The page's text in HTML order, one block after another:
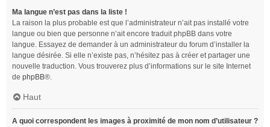
Ma langue n’est pas dans la liste !
La raison la plus probable est que l’administrateur n’ait pas installé votre
langue ou bien que personne n’ait encore traduit phpBB dans votre
langue. Essayez de demander à un administrateur du forum d’installer la
langue désirée. Si elle n’existe pas, n’hésitez pas à créer et partager une
nouvelle traduction. Vous trouverez plus d’informations sur le site Internet
de phpBB®.
Haut
A quoi correspondent les images à proximité de mon nom d’utilisateur ?